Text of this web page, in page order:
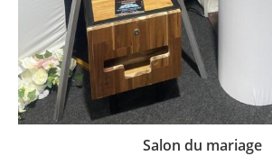
Salon du mariage